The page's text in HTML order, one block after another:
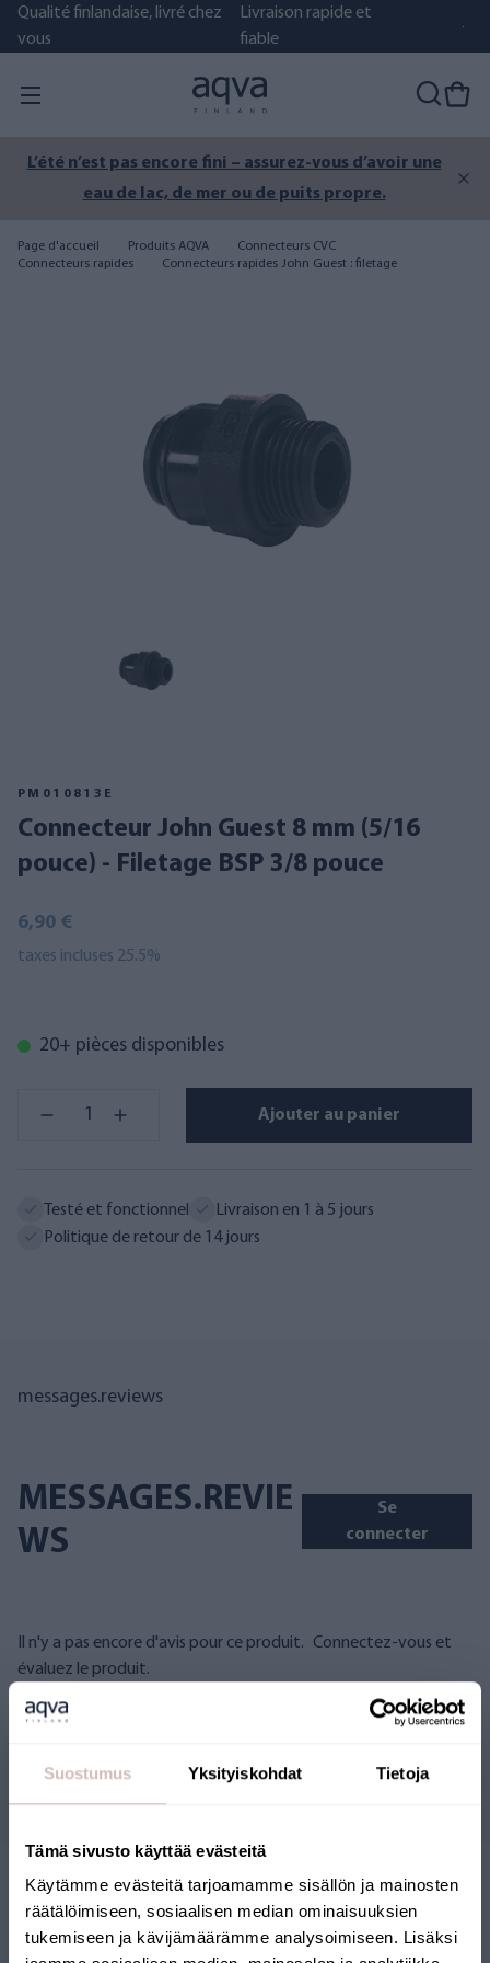
Suostumus Yksityiskohdat Tietoja
Tämä sivusto käyttää evästeitä
Käytämme evästeitä tarjoamamme sisällön ja mainosten
räätälöimiseen, sosiaalisen median ominaisuuksien
tukemiseen ja kävijämäärämme analysoimiseen. Lisäksi
Qualité finlandaise, livré chez
vous
Livraison rapide et
fiable
L’été n’est pas encore fini – assurez-vous d’avoir une
eau de lac, de mer ou de puits propre.
Page d'accueil Produits AQVA
Connecteurs CVC
Connecteurs rapides
Connecteurs rapides John Guest : filetage
PM010813E
Connecteur John Guest 8 mm (5/16
pouce) - Filetage BSP 3/8 pouce
6,90 €
taxes incluses 25.5%
20+ pièces disponibles
Ajouter au panier
Testé et fonctionnel
Livraison en 1 à 5 jours
Politique de retour de 14 jours
messages.reviews
MESSAGES.REVIE
WS
Se
connecter
Il n'y a pas encore d'avis pour ce produit.
Connectez-vous et
évaluez le produit.
Questions